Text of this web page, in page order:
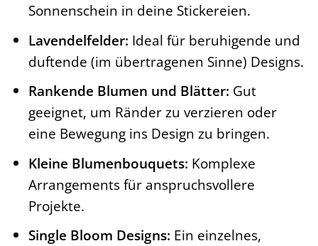
Sonnenschein in deine Stickereien.
Lavendelfelder: Ideal für beruhigende und
duftende (im übertragenen Sinne) Designs.
Rankende Blumen und Blätter: Gut
geeignet, um Ränder zu verzieren oder
eine Bewegung ins Design zu bringen.
Kleine Blumenbouquets: Komplexe
Arrangements für anspruchsvollere
Projekte.
Single Bloom Designs: Ein einzelnes,